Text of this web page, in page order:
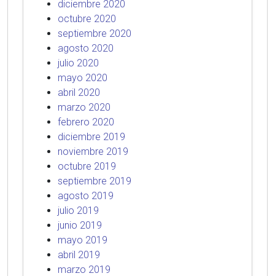
diciembre 2020
octubre 2020
septiembre 2020
agosto 2020
julio 2020
mayo 2020
abril 2020
marzo 2020
febrero 2020
diciembre 2019
noviembre 2019
octubre 2019
septiembre 2019
agosto 2019
julio 2019
junio 2019
mayo 2019
abril 2019
marzo 2019